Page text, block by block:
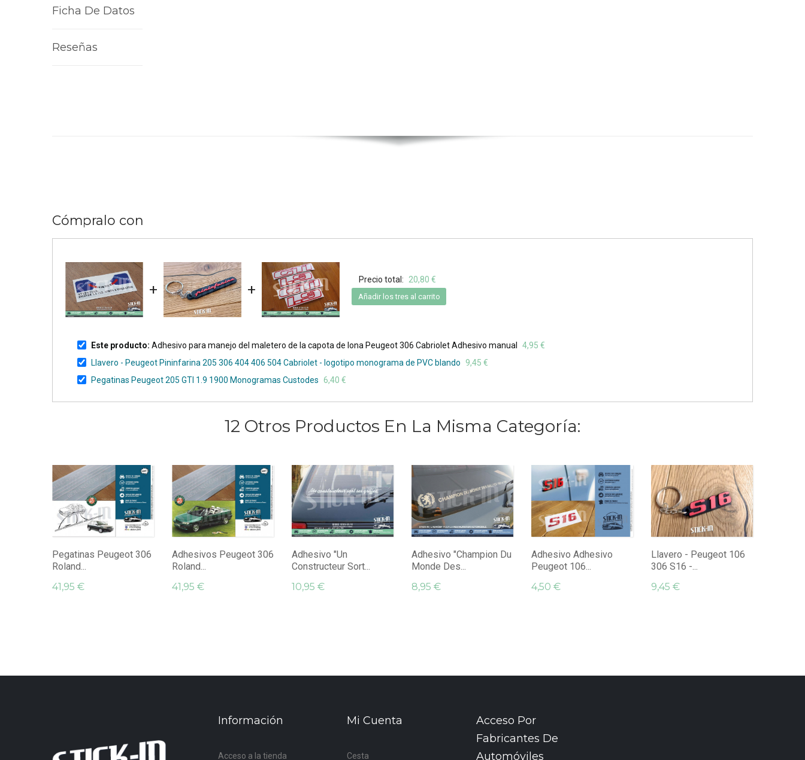
Ficha De Datos
Reseñas
Cómpralo con
+ +
Precio total: 20,80 €
Añadir los tres al carrito
Este producto: Adhesivo para manejo del maletero de la capota de lona Peugeot 306 Cabriolet Adhesivo manual
4,95 €
Llavero - Peugeot Pininfarina 205 306 404 406 504 Cabriolet - logotipo monograma de PVC blando
9,45 €
Pegatinas Peugeot 205 GTI 1.9 1900 Monogramas Custodes 6,40 €
12 Otros Productos En La Misma Categoría:
Pegatinas Peugeot 306
Roland...
41,95 €
Adhesivos Peugeot 306
Roland...
41,95 €
Adhesivo "Un
Constructeur Sort...
10,95 €
Adhesivo "Champion Du
Monde Des...
8,95 €
Adhesivo Adhesivo
Peugeot 106...
4,50 €
Llavero - Peugeot 106
306 S16 -...
9,45 €
Información
Acceso a la tienda
Mi Cuenta
Cesta
Acceso Por
Fabricantes De
Automóviles